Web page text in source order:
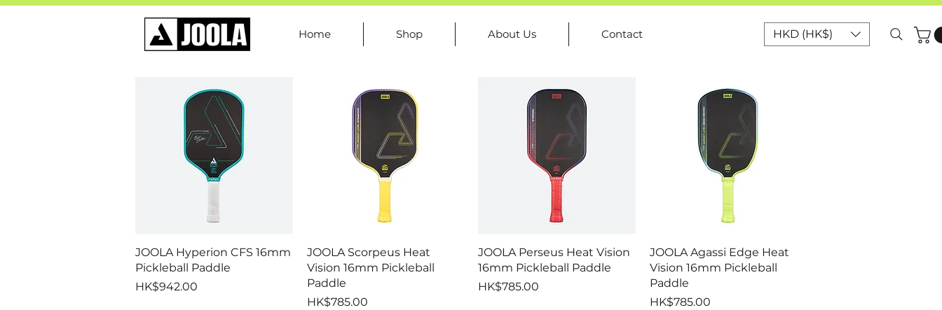
Home Shop About Us Contact HKD (HK$)
快速瀏覽
JOOLA Hyperion CFS 16mm
Pickleball Paddle
價格
HK$942.00
快速瀏覽
JOOLA Scorpeus Heat
Vision 16mm Pickleball
Paddle
價格
HK$785.00
快速瀏覽
JOOLA Perseus Heat Vision
16mm Pickleball Paddle
價格
HK$785.00
快速瀏覽
JOOLA Agassi Edge Heat
Vision 16mm Pickleball
Paddle
價格
HK$785.00